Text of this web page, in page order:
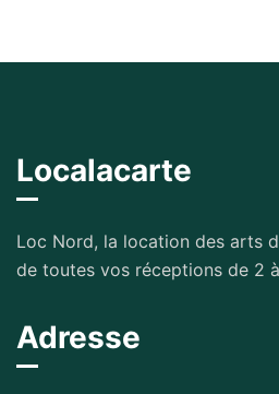
Localacarte
Loc Nord, la location des arts
de toutes vos réceptions de 2
Adresse